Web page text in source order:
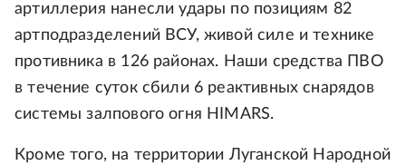
артиллерия нанесли удары по позициям 82
артподразделений ВСУ, живой силе и технике
противника в 126 районах. Наши средства ПВО
в течение суток сбили 6 реактивных снарядов
системы залпового огня HIMARS.
Кроме того, на территории Луганской Народной